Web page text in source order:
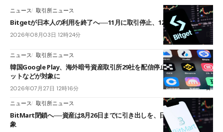
ニュース 取引所ニュース
Bitgetが日本人の利用を終了へ──11月に取引停止、12月末に強制決済
2026年08月03日 12時24分
ニュース 取引所ニュース
韓国Google Play、海外暗号資産取引所29社を配信停止──OKXやバイビ
ットなどが対象に
2026年07月27日 12時16分
ニュース 取引所ニュース
BitMart閉鎖へ──資産は8月26日までに引き出しを、日本人利用者も対
象